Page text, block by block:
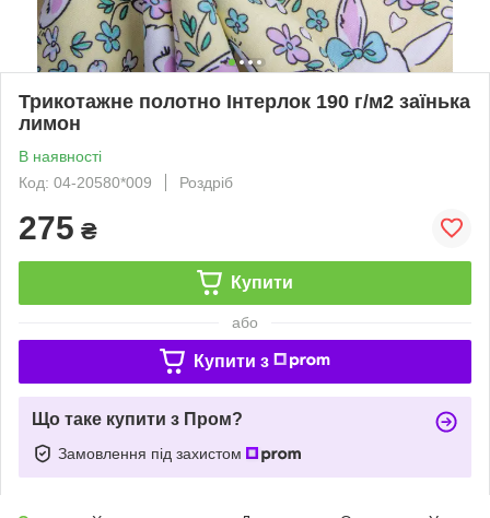
Трикотажне полотно Інтерлок 190 г/м2 заїнька
лимон
В наявності
Код: 04-20580*009
Роздріб
275 ₴
Купити
або
Купити з
Що таке купити з Пром?
Замовлення під захистом